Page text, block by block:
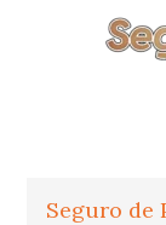
Seguro de